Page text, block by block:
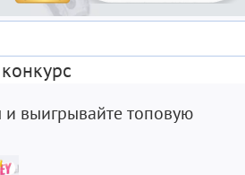
выигрывайте топовую